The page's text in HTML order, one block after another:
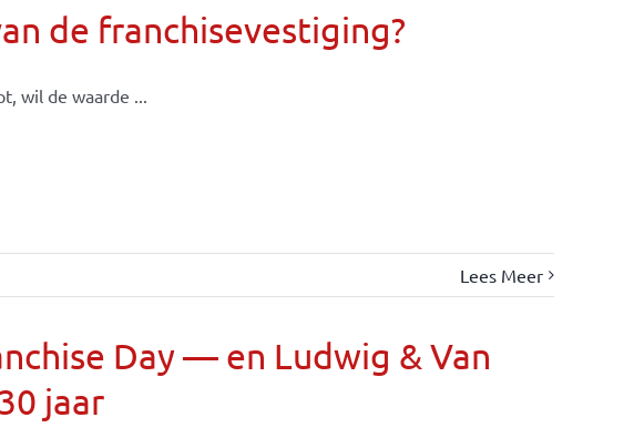
de franchisevestiging?
wil de waarde ...
Lees Meer
Day — en Ludwig & Van
jaar